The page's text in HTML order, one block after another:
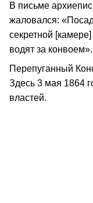
В письме
жаловался:
секретной
водят за конвоем».
Перепуганный
Здесь 3 мая 1864
властей.